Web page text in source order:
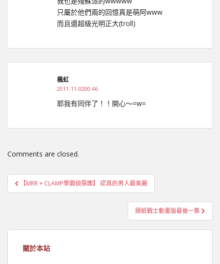
只屬於他們兩的回憶真是萌阿www
而且還超級光明正大(troll)
楓虹
2011-11-0200:46
耶我有同伴了！！開心～=w=
Comments are closed.
文
章
【MRR + CLAMP學園偵探團】 認真的男人最美麗
摺紙戰士動畫版最後一集
關於本站